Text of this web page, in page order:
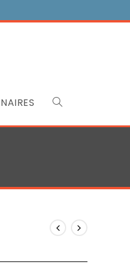
Toggle
search